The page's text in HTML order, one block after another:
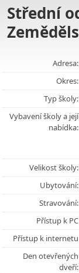
Střední
Adresa:
Okres:
Typ školy:
Vybavení školy a její
nabídka:
Velikost školy:
Ubytování:
Stravování:
Přístup k PC
Přístup k internetu
Den otevřených
dveří: